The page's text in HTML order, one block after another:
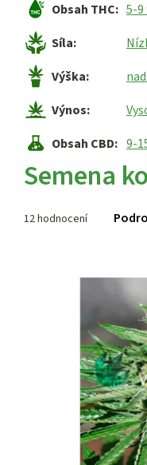
Hašiš
Kratom
Semena
hodnocení
12 hodnocení
Obsah THC: 5-9
Síla:
Výška:
Výnos:
Obsah CBD: 9-